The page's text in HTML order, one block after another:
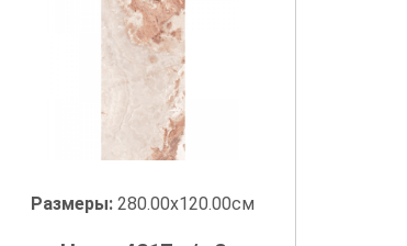
Размеры:280.00x120.00см